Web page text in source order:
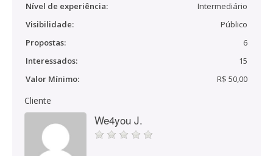
Nível de experiência:
Intermediário
Visibilidade:
Público
Propostas:
6
Interessados:
15
Valor Mínimo:
R$ 50,00
Cliente
We4you J.